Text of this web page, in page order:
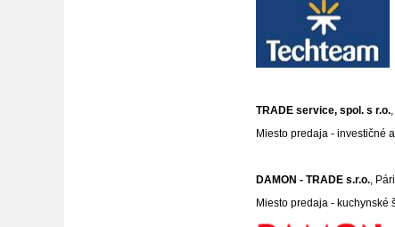
TRADE service, spol. s r.o.
Miesto predaja - investičné
DAMON - TRADE s.r.o.,
Miesto predaja - kuchynské